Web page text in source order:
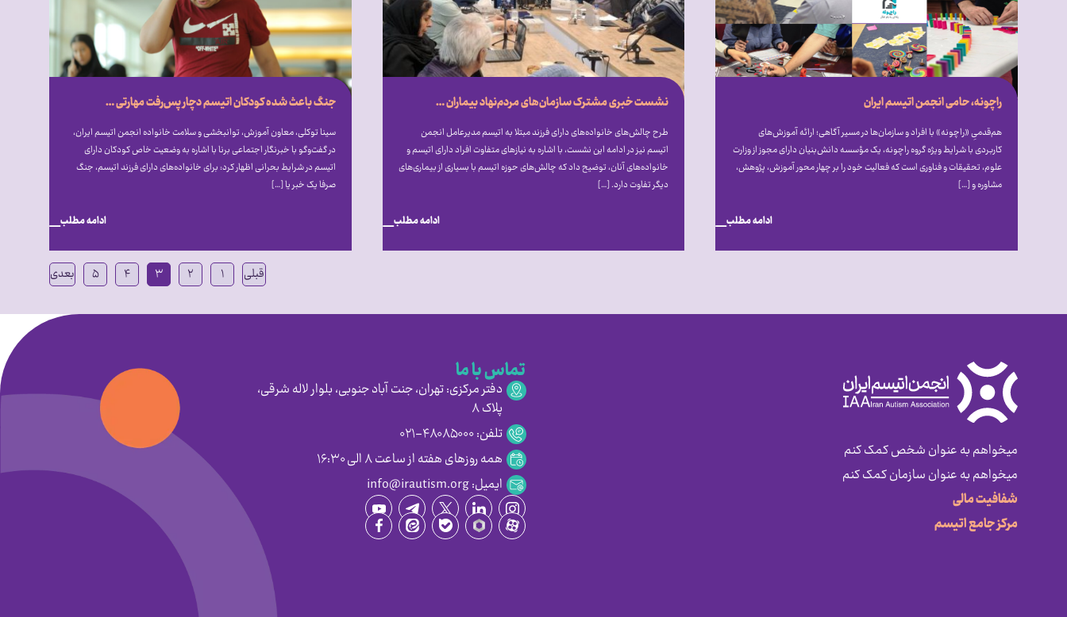
راچونه، حامی انجمن اتیسم ایران
هم‌قدمیِ «راچونه» با افراد و سازمان‌ها در مسیر آگاهی؛ ارائه آموزش‌های
کاربردی با شرایط ویژه گروه راچونه، یک مؤسسه دانش‌بنیان دارای مجوز از وزارت
علوم، تحقیقات و فناوری است که فعالیت خود را بر چهار محور آموزش، پژوهش،
مشاوره و […]
ادامه مطلب
نشست خبری مشترک سازمان‌های مردم‌نهاد بیماران خاص، با محور بررسی تأثیر تحریم‌ها و شرایط ناشی از جنگ بر روند درمان بیماران
طرح چالش‌های خانواده‌های دارای فرزند مبتلا به اتیسم مدیرعامل انجمن
اتیسم نیز در ادامه این نشست، با اشاره به نیازهای متفاوت افراد دارای اتیسم و
خانواده‌های آنان، توضیح داد که چالش‌های حوزه اتیسم با بسیاری از بیماری‌های
دیگر تفاوت دارد. […]
ادامه مطلب
جنگ باعث شده کودکان اتیسم دچار پس‌رفت مهارتی شوند
سینا توکلی، معاون آموزش، توانبخشی و سلامت خانواده انجمن اتیسم ایران،
در گفت‌و‌گو با خبرنگار اجتماعی برنا با اشاره به وضعیت خاص کودکان دارای
اتیسم در شرایط بحرانی اظهار کرد: برای خانواده‌های دارای فرزند اتیسم، جنگ
صرفا یک خبر یا […]
ادامه مطلب
قبلی ۱ ۲ ۳ ۴ ۵ بعدی
میخواهم به عنوان شخص کمک کنم
میخواهم به عنوان سازمان کمک کنم
شفافیت مالی
مرکز جامع اتیسم
تماس با ما
دفتر مرکزی: تهران، جنت آباد جنوبی، بلوار لاله شرقی،
پلاک ۸
تلفن: ۴۸۰۸۵۰۰۰-۰۲۱
همه روزهای هفته از ساعت ۸ الی ۱۶:۳۰
ایمیل: info@irautism.org